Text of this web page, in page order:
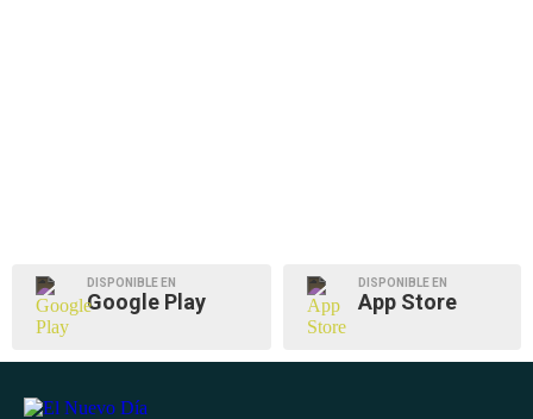
DISPONIBLE EN
Google Play
DISPONIBLE EN
App Store